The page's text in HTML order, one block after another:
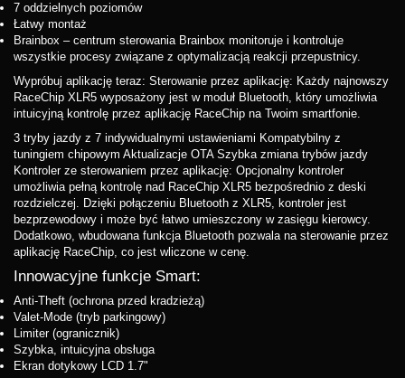
7 oddzielnych poziomów
Łatwy montaż
Brainbox – centrum sterowania Brainbox monitoruje i kontroluje
wszystkie procesy związane z optymalizacją reakcji przepustnicy.
Wypróbuj aplikację teraz: Sterowanie przez aplikację: Każdy najnowszy
RaceChip XLR5 wyposażony jest w moduł Bluetooth, który umożliwia
intuicyjną kontrolę przez aplikację RaceChip na Twoim smartfonie.
3 tryby jazdy z 7 indywidualnymi ustawieniami Kompatybilny z
tuningiem chipowym Aktualizacje OTA Szybka zmiana trybów jazdy
Kontroler ze sterowaniem przez aplikację: Opcjonalny kontroler
umożliwia pełną kontrolę nad RaceChip XLR5 bezpośrednio z deski
rozdzielczej. Dzięki połączeniu Bluetooth z XLR5, kontroler jest
bezprzewodowy i może być łatwo umieszczony w zasięgu kierowcy.
Dodatkowo, wbudowana funkcja Bluetooth pozwala na sterowanie przez
aplikację RaceChip, co jest wliczone w cenę.
Innowacyjne funkcje Smart:
Anti-Theft (ochrona przed kradzieżą)
Valet-Mode (tryb parkingowy)
Limiter (ogranicznik)
Szybka, intuicyjna obsługa
Ekran dotykowy LCD 1.7"